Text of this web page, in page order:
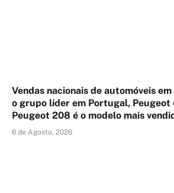
Vendas nacionais de automóveis
o grupo líder em Portugal, Peugeot
Peugeot 208 é o modelo mais
6 de Agosto, 2026